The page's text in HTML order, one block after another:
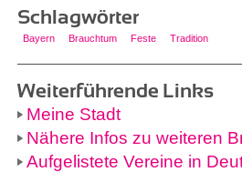
Schlagwörter
Bayern Brauchtum Feste Tradition
Weiterführende Links
Meine Stadt
Nähere Infos zu weiteren
Aufgelistete Vereine in